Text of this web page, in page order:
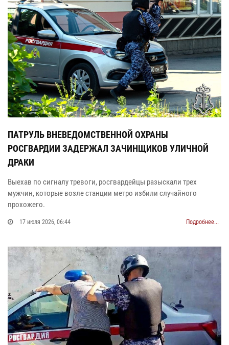
ПАТРУЛЬ ВНЕВЕДОМСТВЕННОЙ ОХРАНЫ
РОСГВАРДИИ ЗАДЕРЖАЛ ЗАЧИНЩИКОВ УЛИЧНОЙ
ДРАКИ
Выехав по сигналу тревоги, росгвардейцы разыскали трех
мужчин, которые возле станции метро избили случайного
прохожего.
17 июля 2026, 06:44 Подробнее...